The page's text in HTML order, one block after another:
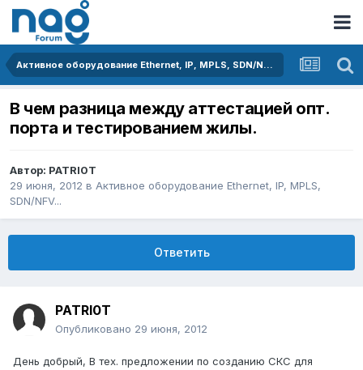
Активное оборудование Ethernet, IP, MPLS, SDN/NFV...
В чем разница между аттестацией опт.
порта и тестированием жилы.
Автор: PATRI0T
29 июня, 2012 в Активное оборудование Ethernet, IP, MPLS,
SDN/NFV...
Ответить
PATRI0T
Опубликовано 29 июня, 2012
День добрый, В тех. предложении по созданию СКС для